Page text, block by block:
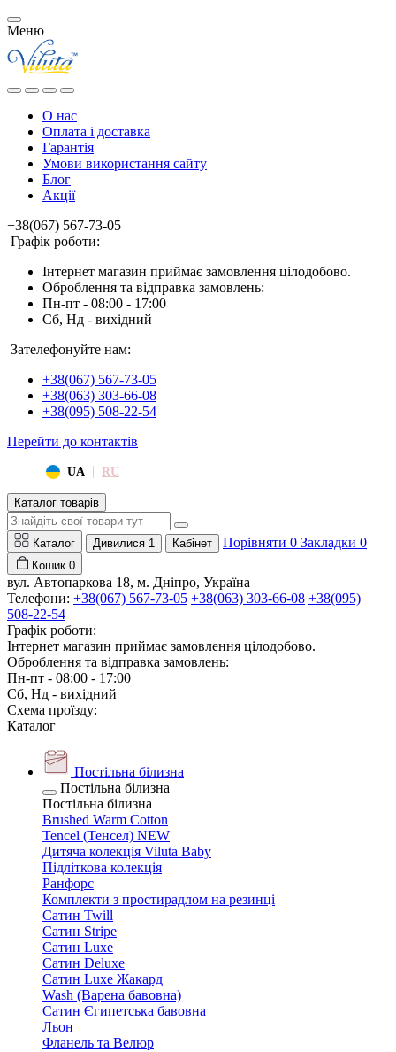
Меню
О нас
Оплата і доставка
Гарантія
Умови використання сайту
Блог
Акції
+38(067) 567-73-05
Графік роботи:
Інтернет магазин приймає замовлення цілодобово.
Оброблення та відправка замовлень:
Пн-пт - 08:00 - 17:00
Сб, Нд - вихідний
Зателефонуйте нам:
+38(067) 567-73-05
+38(063) 303-66-08
+38(095) 508-22-54
Перейти до контактів
UA | RU
Каталог товарів
Каталог Дивилися 1 Кабінет Порівняти 0 Закладки 0
Кошик 0
вул. Автопаркова 18, м. Дніпро, Україна
Телефони: +38(067) 567-73-05 +38(063) 303-66-08 +38(095)
508-22-54
Графік роботи:
Інтернет магазин приймає замовлення цілодобово.
Оброблення та відправка замовлень:
Пн-пт - 08:00 - 17:00
Сб, Нд - вихідний
Схема проїзду:
Каталог
Постільна білизна
Постільна білизна
Постільна білизна
Brushed Warm Cotton
Tencel (Тенсел) NEW
Дитяча колекція Viluta Baby
Підліткова колекція
Ранфорс
Комплекти з простирадлом на резинці
Сатин Twill
Сатин Stripe
Сатин Luxe
Сатин Deluxe
Сатин Luxe Жакард
Wash (Варена бавовна)
Сатин Єгипетська бавовна
Льон
Фланель та Велюр